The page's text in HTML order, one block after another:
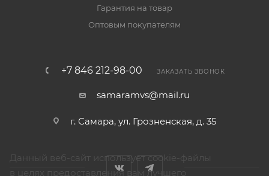
Гарантия на товар
Оптовым покупателям
+7 846 212-98-00 ЗАКАЗАТЬ ЗВОНОК
samaramvs@mail.ru
г. Самара, ул. Грозненская, д. 35
Данный веб-сайт использует cookie-файлы
в целях предоставления вам лучшего